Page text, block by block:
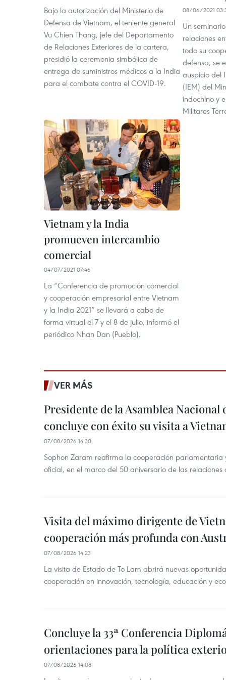
Bajo la autorización del Ministerio de
Defensa de Vietnam, el teniente general
Vu Chien Thang, jefe del Departamento
de Relaciones Exteriores de la cartera,
presidió la ceremonia simbólica de
entrega de suministros médicos a la India
para el combate contra el COVID-19.
08/06/2021
Un
relaciones
todo su
defensa, se
auspicio del
(IEM) del
indochino y
Militares
Vietnam y la India
promueven intercambio
comercial
04/07/2021 07:46
La “Conferencia de promoción comercial
y cooperación empresarial entre Vietnam
y la India 2021” se llevará a cabo de
forma virtual el 7 y el 8 de julio, informó el
periódico Nhan Dan (Pueblo).
VER MÁS
Presidente de la Asamblea Nacional
concluye con éxito su visita a
07/08/2026 14:30
Sophon Zaram reafirma la cooperación parlamentaria
oficial, en el marco del 50 aniversario de las relaciones
Visita del máximo dirigente de
cooperación más profunda con
07/08/2026 14:23
La visita de Estado de To Lam abrirá nuevas
cooperación en innovación, tecnología, educación y
Concluye la 33ª Conferencia
orientaciones para la política
07/08/2026 14:08